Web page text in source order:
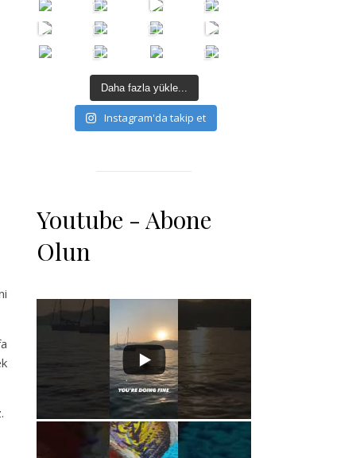
Daha fazla yükle...
Instagram'da takip et
Youtube - Abone
Olun